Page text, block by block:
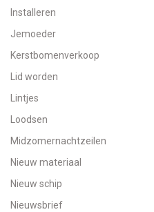
Installeren
Jemoeder
Kerstbomenverkoop
Lid worden
Lintjes
Loodsen
Midzomernachtzeilen
Nieuw materiaal
Nieuw schip
Nieuwsbrief